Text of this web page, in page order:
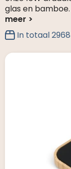
Drinkwaren
Elektronica &
glas en
In totaal2968